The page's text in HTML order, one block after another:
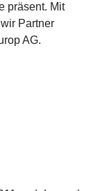
präsent. Mit
Partner
AG.